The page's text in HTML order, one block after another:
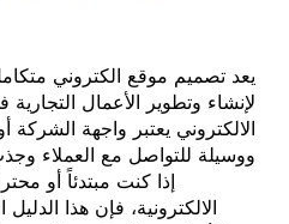
يعد تصميم موقع الكتروني
لإنشاء وتطوير الأعمال
الالكتروني يعتبر واجهة
ووسيلة للتواصل مع العملاء
إذا كنت مبتدئاً أو
الالكترونية، فإن هذا